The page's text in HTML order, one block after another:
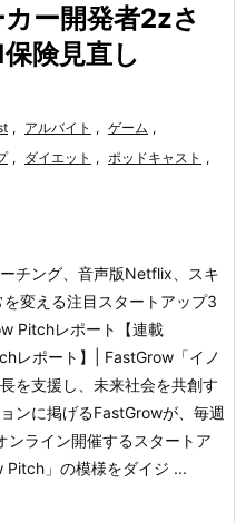
ー開発者2zさ
険見直し
, アルバイト , ゲーム ,
, ダイエット , ポッドキャスト ,
チング、音声版Netflix、スキ
を変える注目スタートアップ3
Pitchレポート【連載
レポート】| FastGrow「イノ
を支援し、未来社会を共創す
ンに掲げるFastGrowが、毎週
ンライン開催するスタートア
Pitch」の模様をダイジ ...